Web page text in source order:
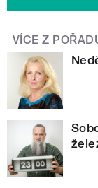
VÍCE Z